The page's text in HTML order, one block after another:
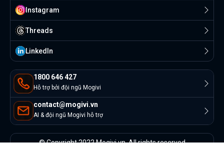
1800 646 427
Hỗ trợ bởi đội ngũ Mogivi
contact@mogivi.vn
AI & đội ngũ Mogivi hỗ trợ
Instagram
Threads
Linkedln
© Copyright 2022 Mogivi.vn. All rights reserved